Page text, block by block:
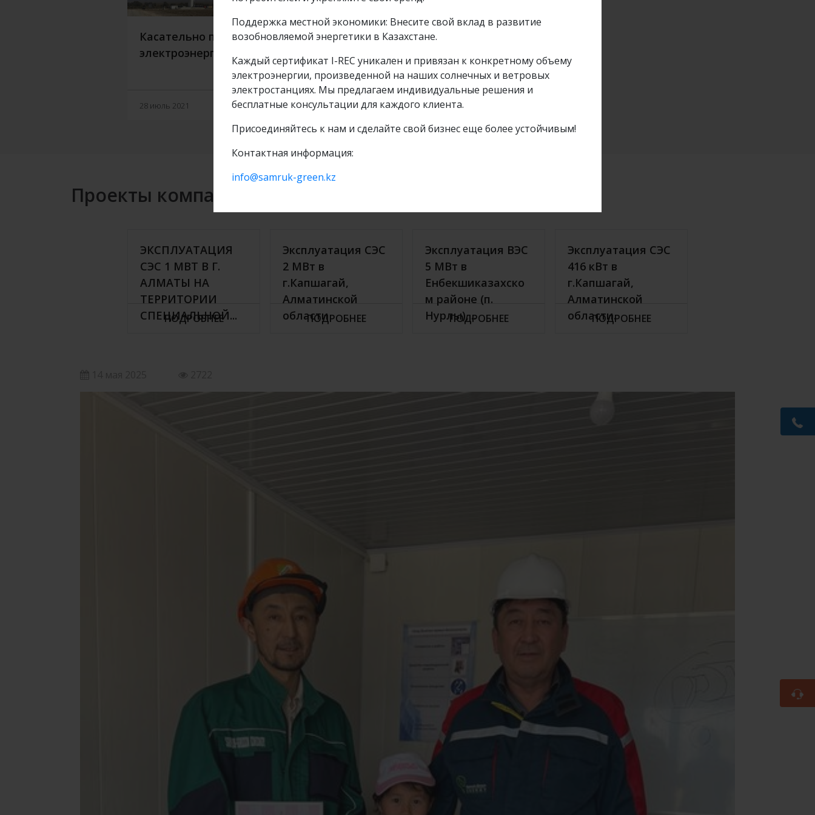
Поддержка местной экономики: Внесите свой вклад в развитие
возобновляемой энергетики в Казахстане.
Каждый сертификат I-REC уникален и привязан к конкретному объему
электроэнергии, произведенной на наших солнечных и ветровых
электростанциях. Мы предлагаем индивидуальные решения и
бесплатные консультации для каждого клиента.
Присоединяйтесь к нам и сделайте свой бизнес еще более устойчивым!
Контактная информация:
info@samruk-green.kz
Касательно продажи
электроэнергии
28 июль 2021 Подробнее
День Энергетика в ТОО
28 дек 2020 Подробнее
Проекты компании
ЭКСПЛУАТАЦИЯ
СЭС 1 МВТ В Г.
АЛМАТЫ НА
ТЕРРИТОРИИ
СПЕЦИАЛЬНОЙ...
ПОДРОБНЕЕ
Эксплуатация СЭС
2 МВт в
г.Капшагай,
Алматинской
областиПОДРОБНЕЕ
Эксплуатация ВЭС
5 МВт в
Енбекшиказахско
м районе (п.
Нурлы),...
ПОДРОБНЕЕ
Эксплуатация СЭС
416 кВт в
г.Капшагай,
Алматинской
области.ПОДРОБНЕЕ